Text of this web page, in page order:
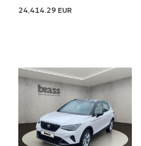
24,414.29 EUR